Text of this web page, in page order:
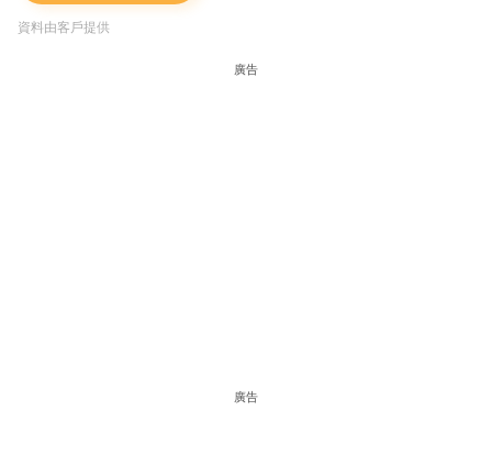
資料由客戶提供
廣告
廣告